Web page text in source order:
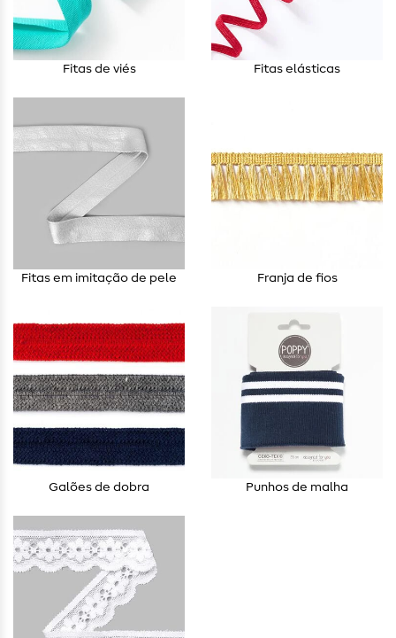
Fitas de viés Fitas elásticas
Fitas em imitação de pele Franja de fios
Galões de dobra Punhos de malha